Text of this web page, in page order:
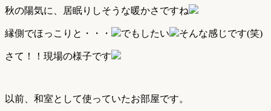
秋の陽気に、居眠りしそうな暖かさですね
縁側でほっこりと・・・ でもしたい そんな感じです(笑)
さて！！現場の様子です
以前、和室として使っていたお部屋です。